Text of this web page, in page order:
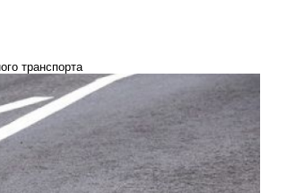
транспорта